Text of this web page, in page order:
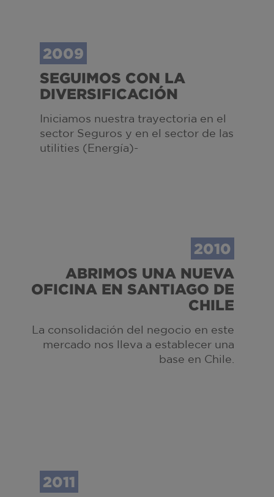
2009
SEGUIMOS CON LA
DIVERSIFICACIÓN
Iniciamos nuestra trayectoria en el
sector Seguros y en el sector de las
utilities (Energía)-
2010
ABRIMOS UNA NUEVA
OFICINA EN SANTIAGO DE
CHILE
La consolidación del negocio en este
mercado nos lleva a establecer una
base en Chile.
2011